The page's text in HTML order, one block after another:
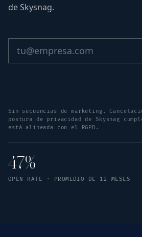
de Skysnag.
Sin secuencias de marketing.
postura de privacidad de Skysnag
está alineada con el RGPD.
47%
OPEN RATE · PROMEDIO DE 12 MESES